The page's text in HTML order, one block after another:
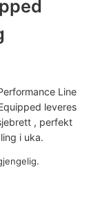
Line
leveres
, perfekt
i uka.